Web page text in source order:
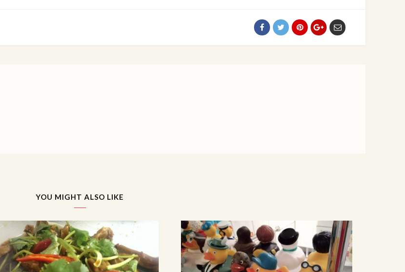
YOU MIGHT ALSO LIKE